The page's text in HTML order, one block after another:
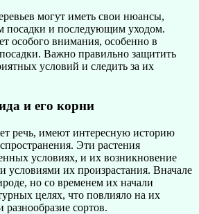
могут иметь свои нюансы,
посадки и последующим уходом.
особого внимания, особенно в
Важно правильно защитить
условий и следить за их
и его корни
речь, имеют интересную историю
Эти растения
условиях, и их возникновение
условиями их произрастания. Вначале
но со временем их начали
целях, что повлияло на их
разнообразие сортов.